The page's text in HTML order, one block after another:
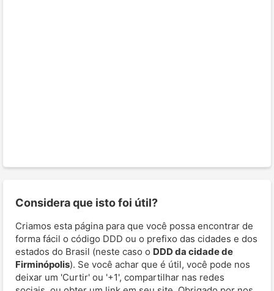
Considera que isto foi útil?
Criamos esta página para que você possa encontrar de
forma fácil o código DDD ou o prefixo das cidades e dos
estados do Brasil (neste caso o DDD da cidade de
Firminópolis). Se você achar que é útil, você pode nos
deixar um 'Curtir' ou '+1', compartilhar nas redes